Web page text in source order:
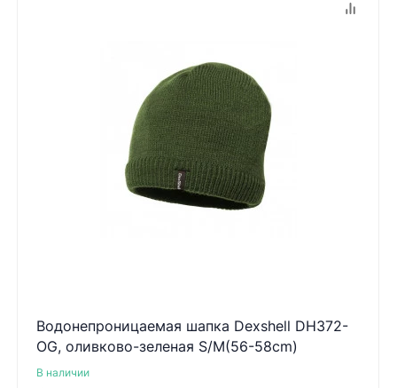
Водонепроницаемая шапка Dexshell DH372-
OG, оливково-зеленая S/M(56-58cm)
В наличии